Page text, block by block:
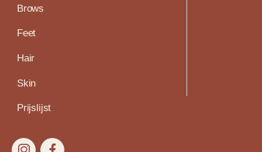
Brows
Feet
Hair
Skin
Prijslijst